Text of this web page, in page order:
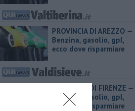
PROVINCIA DI AREZZO — ​
Benzina, gasolio, gpl,
ecco dove risparmiare
PROVINCIA DI FIRENZE — ​
Benzina, gasolio, gpl,
ecco dove risparmiare